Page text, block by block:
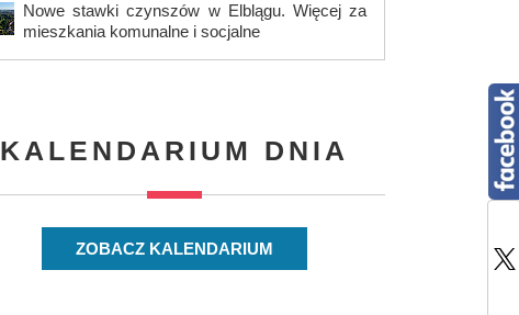
Nowe stawki czynszów w Elblągu. Więcej za
mieszkania komunalne i socjalne
KALENDARIUM DNIA
ZOBACZ KALENDARIUM